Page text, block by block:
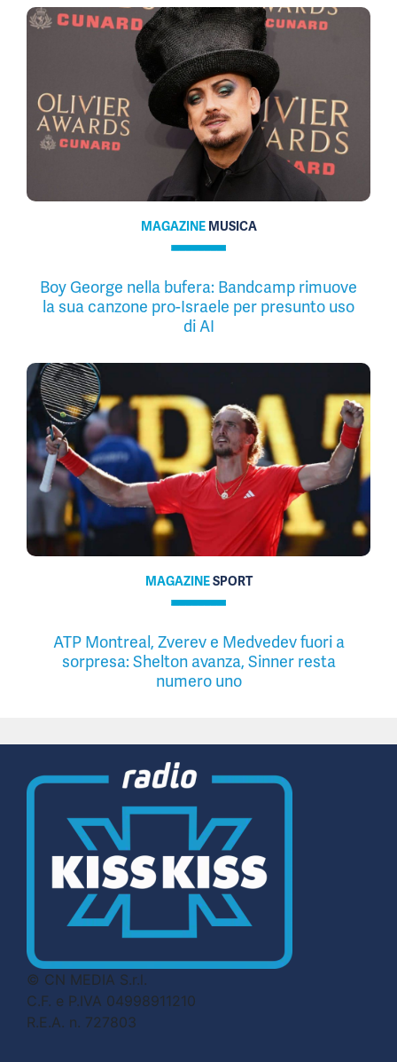
MAGAZINE MUSICA
Boy George nella bufera: Bandcamp rimuove
la sua canzone pro-Israele per presunto uso
di AI
MAGAZINESPORT
ATP Montreal, Zverev e Medvedev fuori a
sorpresa: Shelton avanza, Sinner resta
numero uno
© CN MEDIA S.r.l.
C.F. e P.IVA 04998911210
R.E.A. n. 727803